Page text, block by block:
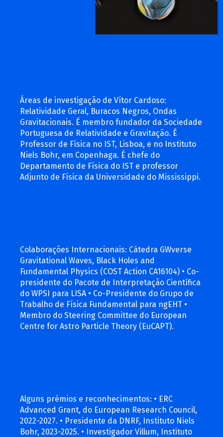
Áreas de investigação de Vítor Cardoso:
Relatividade Geral, Buracos Negros, Ondas
Gravitacionais. É membro fundador da Sociedade
Portuguesa de Relatividade e Gravitação. É
Professor de Física no IST, Lisboa, e no Instituto
Niels Bohr, em Copenhaga. É chefe do
Departamento de Física do IST e professor
Adjunto de Física da Universidade do Mississippi.
Colaborações Internacionais: Cátedra GWverse
Gravitational Waves, Black Holes and
Fundamental Physics (COST Action CA16104) • Co-
presidente do Pacote de Interpretação Científica
do WPSI para LISA • Co-Presidente do Grupo de
Trabalho de Física Fundamental para ngEHT •
Membro do Steering Committee do European
Centre for Astro Particle Theory (EuCAPT).
Alguns prémios e reconhecimentos: • ERC
Advanced Grant, do European Research Council,
2022-2027. • Presidente da DNRF, Instituto Niels
Bohr, 2023-2025. • Investigador Villum, Instituto